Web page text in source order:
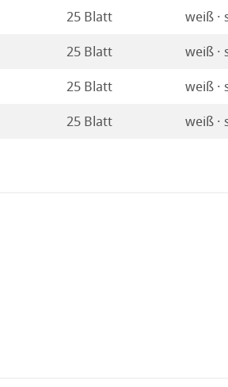
25 Blatt weiß ·
25 Blatt weiß ·
25 Blatt weiß ·
25 Blatt weiß ·